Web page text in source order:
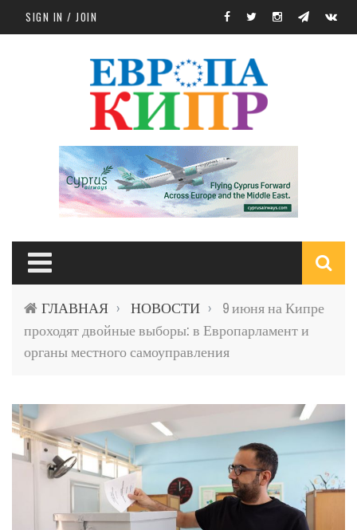
Skip to main content
SIGN IN / JOIN
ГЛАВНАЯ › НОВОСТИ ›
9 июня на Кипре
проходят двойные выборы: в Европарламент и
органы местного самоуправления